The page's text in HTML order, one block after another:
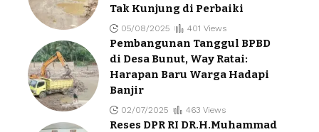
Tak Kunjung di Perbaiki
05/08/2025 401 Views
Pembangunan Tanggul BPBD
di Desa Bunut, Way Ratai:
Harapan Baru Warga Hadapi
Banjir
02/07/2025 463 Views
Reses DPR RI DR.H.Muhammad